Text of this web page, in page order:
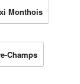
Monthois
Champs